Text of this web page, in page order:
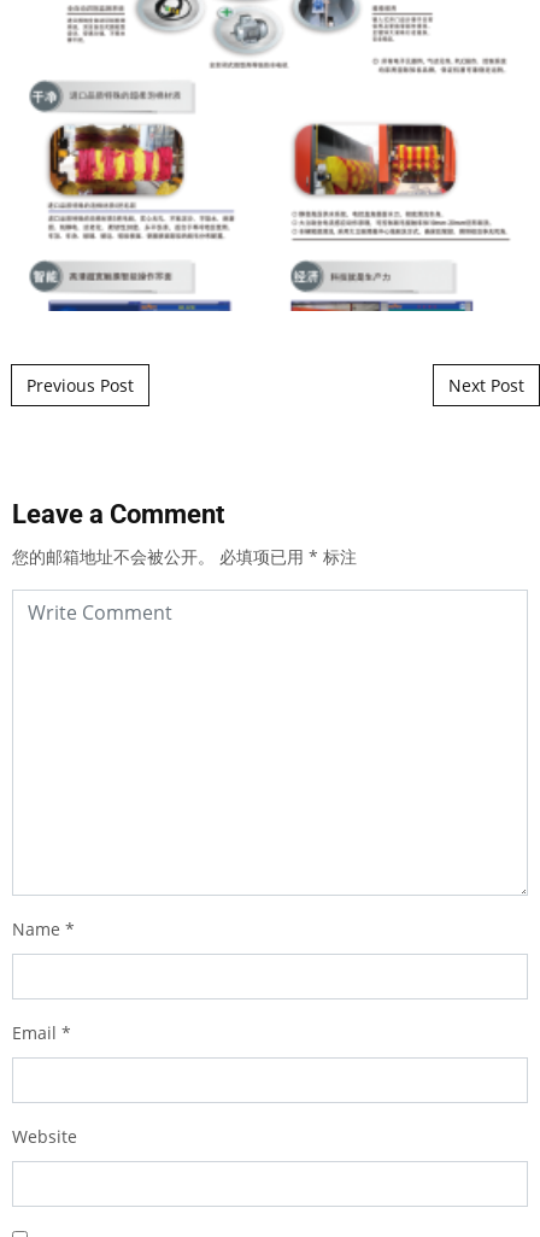
Post navigation
Previous Post Next Post
Leave a Comment
您的邮箱地址不会被公开。 必填项已用 * 标注
Name *
Email *
Website